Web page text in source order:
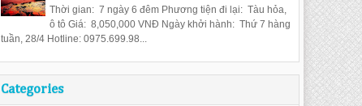
Thời gian: 7 ngày 6 đêm Phương tiện đi lại: Tàu hỏa,
ô tô Giá: 8,050,000 VNĐ Ngày khởi hành: Thứ 7 hàng
tuần, 28/4 Hotline: 0975.699.98...
Categories